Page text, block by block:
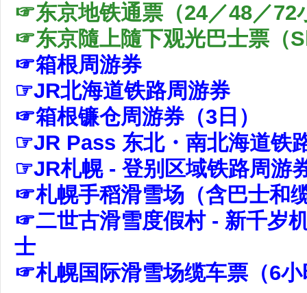
☞东京地铁通票（24／48／72
☞东京隨上隨下观光巴士票（
☞箱根周游券
☞JR北海道铁路周游券
☞箱根镰仓周游券（3日）
☞JR Pass 东北・南北海道铁
☞JR札幌 - 登别区域铁路周游
☞札幌手稻滑雪场（含巴士和
☞二世古滑雪度假村 - 新千岁
士
☞札幌国际滑雪场缆车票（6